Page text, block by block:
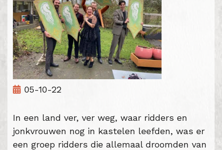
05-10-22
In een land ver, ver weg, waar ridders en
jonkvrouwen nog in kastelen leefden, was er
een groep ridders die allemaal droomden van